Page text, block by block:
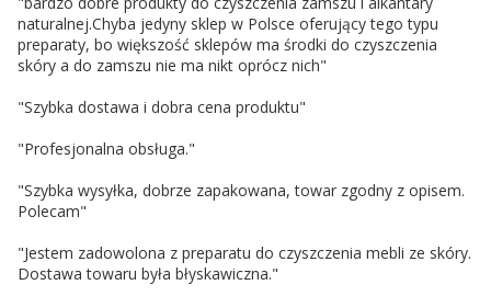
naturalnej.Chyba jedyny sklep w Polsce oferujący tego typu
preparaty, bo większość sklepów ma środki do czyszczenia
skóry a do zamszu nie ma nikt oprócz nich"
"Szybka dostawa i dobra cena produktu"
"Profesjonalna obsługa."
"Szybka wysyłka, dobrze zapakowana, towar zgodny z opisem.
Polecam"
"Jestem zadowolona z preparatu do czyszczenia mebli ze skóry.
Dostawa towaru była błyskawiczna."